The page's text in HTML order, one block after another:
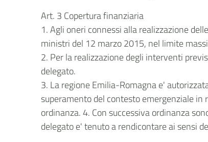
Art. 3 Copertura finanziaria
1. Agli oneri connessi alla realizzazione
ministri del 12 marzo 2015, nel limite
2. Per la realizzazione degli interventi
delegato.
3. La regione Emilia-Romagna e'
superamento del contesto emergenziale
ordinanza. 4. Con successiva ordinanza
delegato e' tenuto a rendicontare ai sensi